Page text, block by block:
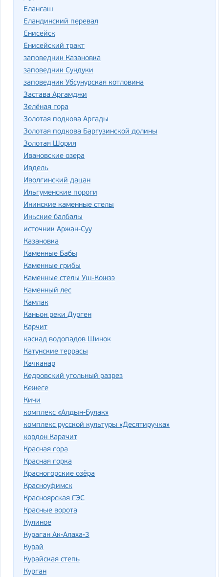
Елангаш
Еландинский перевал
Енисейск
Енисейский тракт
заповедник Казановка
заповедник Сундуки
заповедник Убсунурская котловина
Застава Аргамджи
Зелёная гора
Золотая подкова Аргады
Золотая подкова Баргузинской долины
Золотая Шория
Ивановские озера
Ивдель
Иволгинский дацан
Ильгуменские пороги
Ининские каменные стелы
Иньские балбалы
источник Аржан-Суу
Казановка
Каменные Бабы
Каменные грибы
Каменные стелы Уш-Кожээ
Каменный лес
Камлак
Каньон реки Дурген
Карчит
каскад водопадов Шинок
Катунские террасы
Качканар
Кедровский угольный разрез
Кежеге
Кичи
комплекс «Алдын-Булак»
комплекс русской культуры «Десятиручка»
кордон Карачит
Красная гора
Красная горка
Красногорские озёра
Красноуфимск
Красноярская ГЭС
Красные ворота
Кулиное
Кураган Ак-Алаха-3
Курай
Курайская степь
Курган